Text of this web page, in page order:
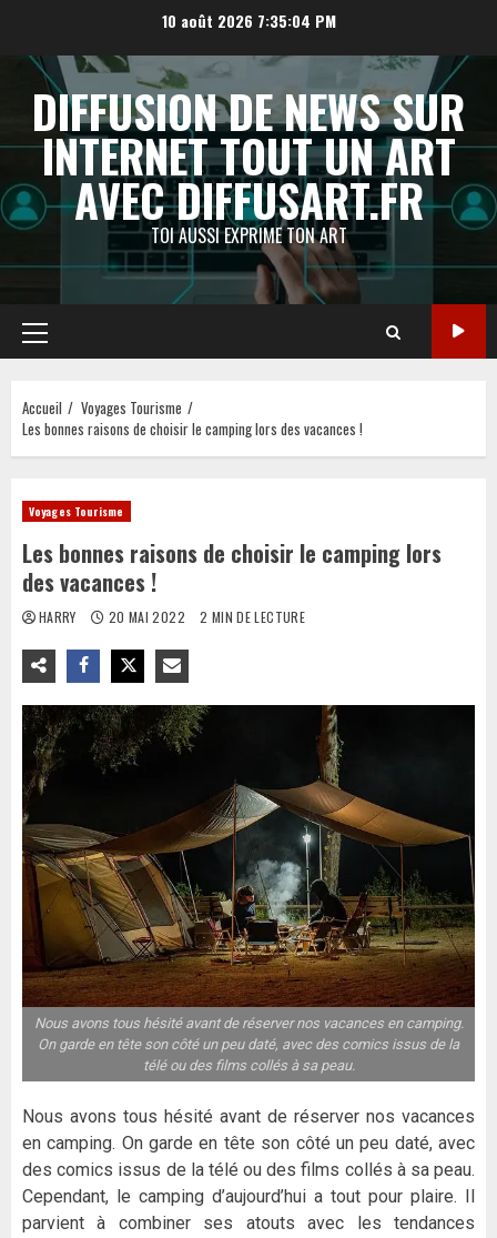
contenu
10 août 2026 7:35:04 PM
DIFFUSION DE NEWS SUR
INTERNET TOUT UN ART
AVEC DIFFUSART.FR
TOI AUSSI EXPRIME TON ART
Menu
principal
Accueil
Voyages Tourisme
Les bonnes raisons de choisir le camping lors des vacances !
Voyages Tourisme
Les bonnes raisons de choisir le camping lors
des vacances !
HARRY 20 MAI 2022 2 MIN DE LECTURE
Nous avons tous hésité avant de réserver nos vacances en camping.
On garde en tête son côté un peu daté, avec des comics issus de la
télé ou des films collés à sa peau.
Nous avons tous hésité avant de réserver nos vacances
en camping. On garde en tête son côté un peu daté, avec
des comics issus de la télé ou des films collés à sa peau.
Cependant, le camping d’aujourd’hui a tout pour plaire. Il
parvient à combiner ses atouts avec les tendances